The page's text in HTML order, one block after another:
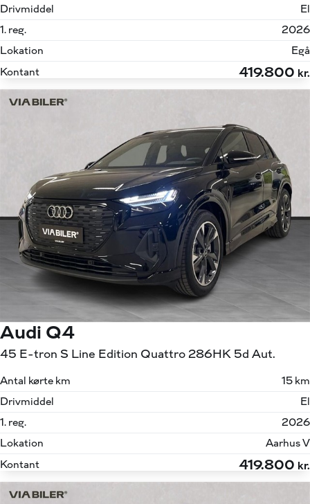
Drivmiddel
El
1. reg.
2026
Lokation
Egå
Kontant
419.800 kr.
Audi Q4
45 E-tron S Line Edition Quattro 286HK 5d Aut.
Antal kørte km
15 km
Drivmiddel
El
1. reg.
2026
Lokation
Aarhus V
Kontant
419.800 kr.